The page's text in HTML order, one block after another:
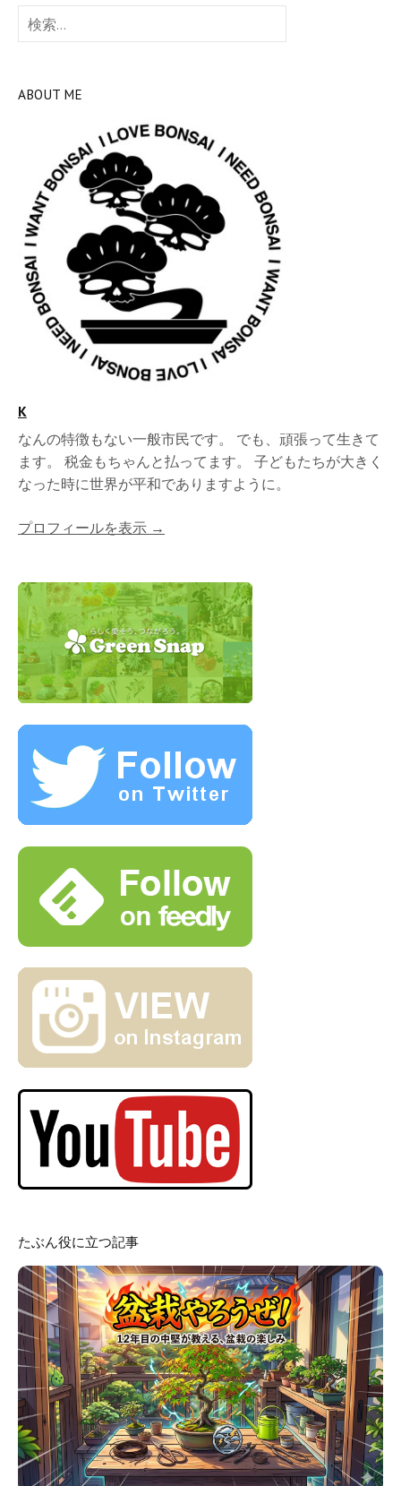
検
索:
ABOUT ME
K
なんの特徴もない一般市民です。 でも、頑張って生きて
ます。 税金もちゃんと払ってます。 子どもたちが大きく
なった時に世界が平和でありますように。
プロフィールを表示 →
たぶん役に立つ記事